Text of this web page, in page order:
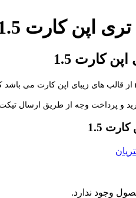
اپن کارت 1.5
کارت 1.5
و پرداخت وجه از طریق ارسال تیکت
1.5
وجود ندارد.